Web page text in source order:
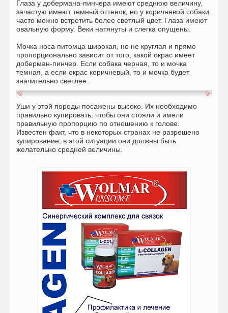
Глаза у добермана-пинчера имеют среднюю величину,
зачастую имеют темный оттенок, но у коричневой собаки
часто можно встретить более светлый цвет. Глаза имеют
овальную форму. Веки натянуты и слегка опущены.
Мочка носа питомца широкая, но не круглая и прямо
пропорционально зависит от того, какой окрас имеет
доберман-пинчер. Если собака черная, то и мочка
темная, а если окрас коричневый, то и мочка будет
значительно светлее.
Уши у этой породы посажены высоко. Их необходимо
правильно купировать, чтобы они стояли и имели
правильную пропорцию по отношению к голове.
Известен факт, что в некоторых странах не разрешено
купирование, в этой ситуации они должны быть
желательно средней величины.